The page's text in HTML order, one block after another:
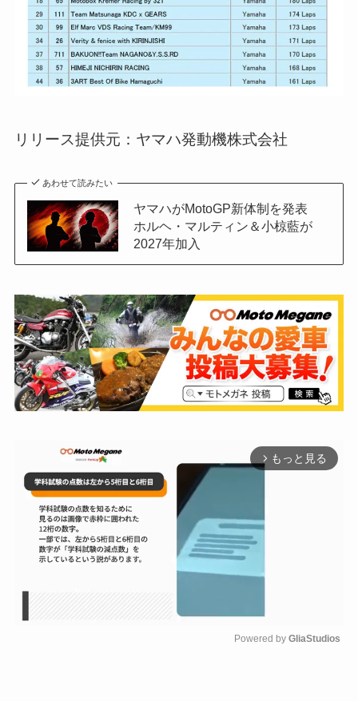
リリース提供元：ヤマハ発動機株式会社
あわせて読みたい
ヤマハがMotoGP新体制を発表
ホルヘ・マルティン＆小椋藍が
2027年加入
arrow_forward_ios もっと見る
Powered by GliaStudios